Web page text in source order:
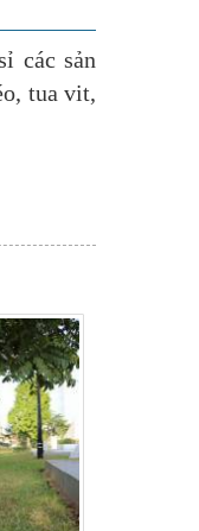
các sản
tua vit,